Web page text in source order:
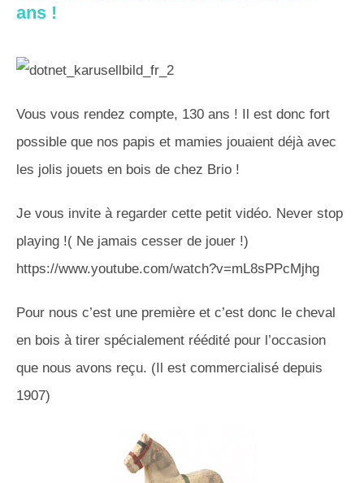
ans !
Vous vous rendez compte, 130 ans ! Il est donc fort
possible que nos papis et mamies jouaient déjà avec
les jolis jouets en bois de chez Brio !
Je vous invite à regarder cette petit vidéo. Never stop
playing !( Ne jamais cesser de jouer !)
https://www.youtube.com/watch?v=mL8sPPcMjhg
Pour nous c’est une première et c’est donc le cheval
en bois à tirer spécialement réédité pour l’occasion
que nous avons reçu. (Il est commercialisé depuis
1907)